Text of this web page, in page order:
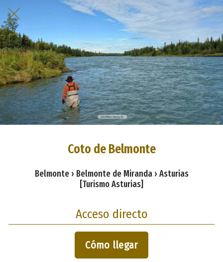
Coto de Belmonte
Belmonte › Belmonte de Miranda › Asturias
[Turismo Asturias]
Acceso directo
Cómo llegar